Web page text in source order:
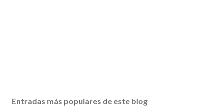
Entradas más populares de este blog